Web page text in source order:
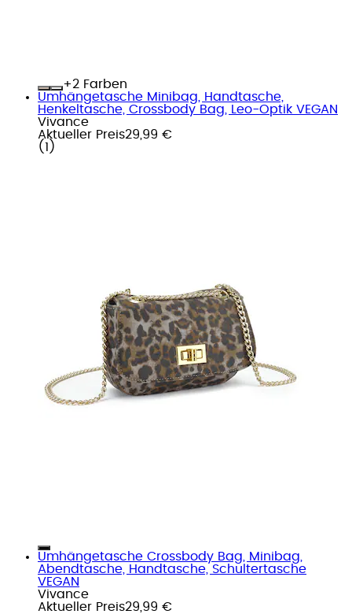
+
Farben
Umhängetasche Minibag, Handtasche,
Henkeltasche, Crossbody Bag, Leo-Optik VEGAN
Vivance
Aktueller Preis29,99 €
( 1 )
Umhängetasche Crossbody Bag, Minibag,
Abendtasche, Handtasche, Schultertasche
VEGAN
Vivance
Aktueller Preis29,99 €